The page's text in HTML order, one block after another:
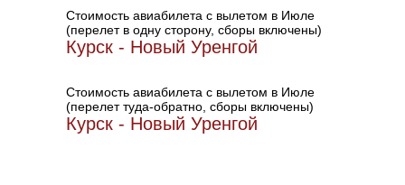
Стоимость авиабилета с вылетом в Июле
(перелет в одну сторону, сборы включены)
Курск - Новый Уренгой
Стоимость авиабилета с вылетом в Июле
(перелет туда-обратно, сборы включены)
Курск - Новый Уренгой